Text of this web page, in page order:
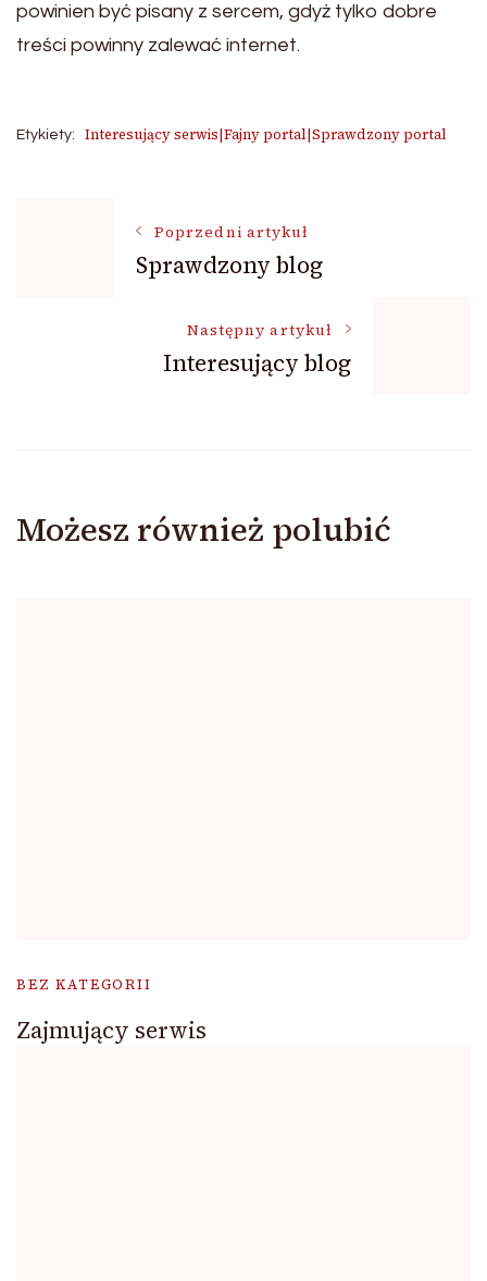
powinien być pisany z sercem, gdyż tylko dobre
treści powinny zalewać internet.
Etykiety: Interesujący serwis|Fajny portal|Sprawdzony portal
NawigacjaPoprzedni artykuł
Sprawdzony blog
Następny artykuł
Interesujący blog
Możesz również polubić
BEZ KATEGORII
Zajmujący serwis